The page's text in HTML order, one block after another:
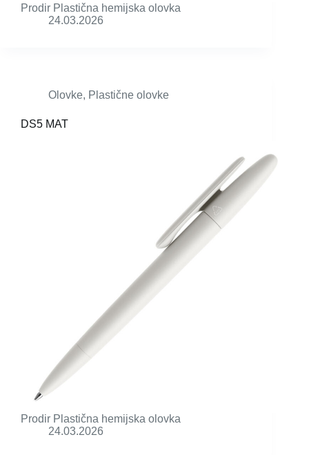
Prodir Plastična hemijska olovka
24.03.2026
Olovke, Plastične olovke
DS5 MAT
Prodir Plastična hemijska olovka
24.03.2026